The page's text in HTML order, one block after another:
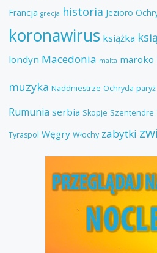
Francja grecja historia Jezioro
koronawirus książka
londyn Macedonia malta maroko
muzyka Naddniestrze Ochryda paryż
Rumunia serbia Skopje Szentendre
Tyraspol Węgry Włochy zabytki